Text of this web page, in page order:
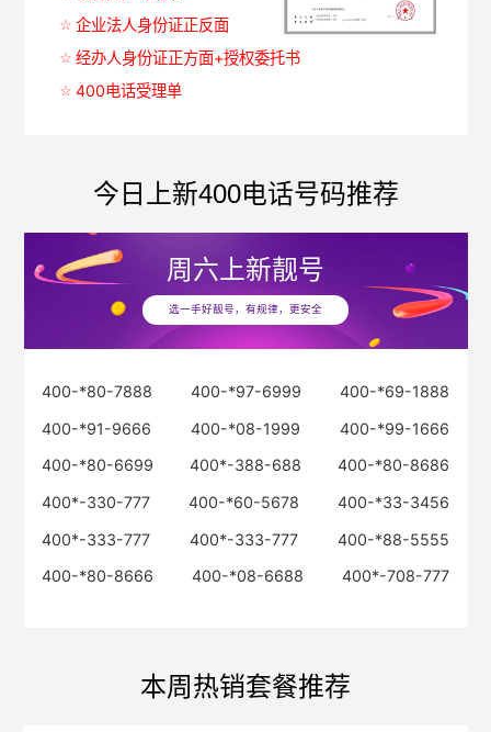
企业法人身份证正反面
经办人身份证正方面+授权委托书
400电话受理单
今日上新400电话号码推荐
周六上新靓号
选一手好靓号，有规律，更安全
400-*80-7888 400-*97-6999
400-*69-1888
400-*91-9666
400-*08-1999
400-*99-1666
400-*80-6699
400*-388-688
400-*80-8686
400*-330-777
400-*60-5678
400-*33-3456
400*-333-777
400*-333-777
400-*88-5555
400-*80-8666
400-*08-6688 400*-708-777
本周热销套餐推荐